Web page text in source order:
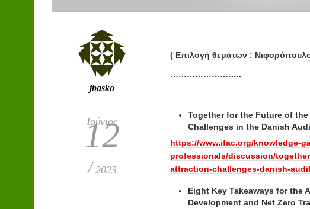
jbasko
Ιούνιος
12
/ 2023
( Επιλογή θεμάτων :
……………………..
Together for the Future of
Challenges in the Danish
https://www.ifac.org/knowledge-
professionals/discussion/
attraction-challenges-danish-
Eight Key Takeaways for the
Development and Net Zero